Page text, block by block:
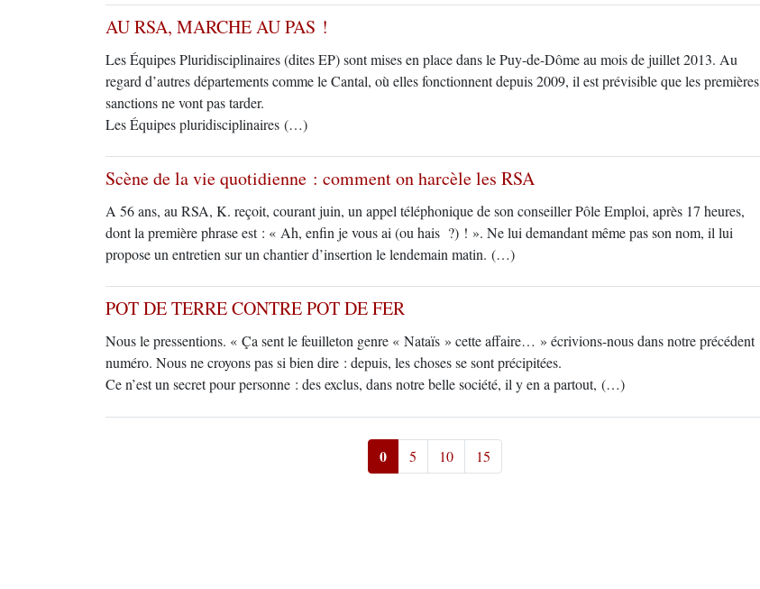
AU RSA, MARCHE AU PAS !
Les Équipes Pluridisciplinaires (dites EP) sont mises en place dans le Puy-de-Dôme au mois de juillet 2013. Au
regard d’autres départements comme le Cantal, où elles fonctionnent depuis 2009, il est prévisible que les premières
sanctions ne vont pas tarder.
Les Équipes pluridisciplinaires (…)
Scène de la vie quotidienne : comment on harcèle les RSA
A 56 ans, au RSA, K. reçoit, courant juin, un appel téléphonique de son conseiller Pôle Emploi, après 17 heures,
dont la première phrase est : « Ah, enfin je vous ai (ou hais ?) ! ». Ne lui demandant même pas son nom, il lui
propose un entretien sur un chantier d’insertion le lendemain matin. (…)
POT DE TERRE CONTRE POT DE FER
Nous le pressentions. « Ça sent le feuilleton genre « Nataïs » cette affaire… » écrivions-nous dans notre précédent
numéro. Nous ne croyons pas si bien dire : depuis, les choses se sont précipitées.
Ce n’est un secret pour personne : des exclus, dans notre belle société, il y en a partout, (…)
0 5 10 15